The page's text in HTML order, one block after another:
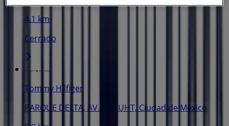
4.1 km
Cerrado
Tommy Hilfiger
PARQUE DELTA, AV. CUAUHT, Ciudad de México